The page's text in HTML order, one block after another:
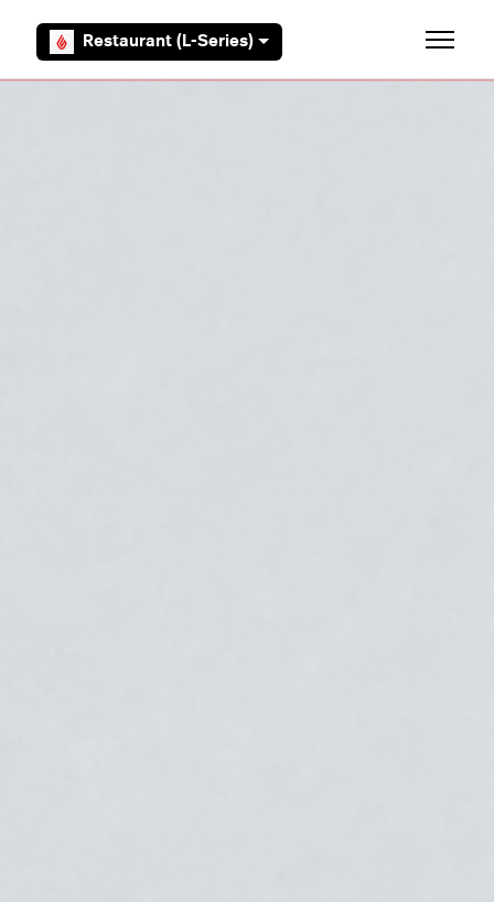
Restaurant (L-Series)